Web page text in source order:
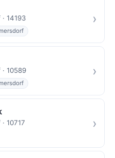
14193 ›
10589 ›
10717 ›